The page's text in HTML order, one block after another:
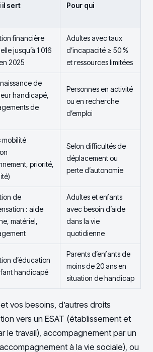
il sert Pour qui
financière
jusqu’à 1 016
2025
Adultes avec taux
d’incapacité ≥ 50 %
et ressources limitées
de
handicapé,
de
Personnes en activité
ou en recherche
d’emploi
mobilité
priorité,
Selon difficultés de
déplacement ou
perte d’autonomie
de
: aide
matériel,
Adultes et enfants
avec besoin d’aide
dans la vie
quotidienne
d’éducation
handicapé
Parents d’enfants de
moins de 20 ans en
situation de handicap
vos besoins, d’autres droits
vers un ESAT (établissement et
le travail), accompagnement par un
à la vie sociale), ou